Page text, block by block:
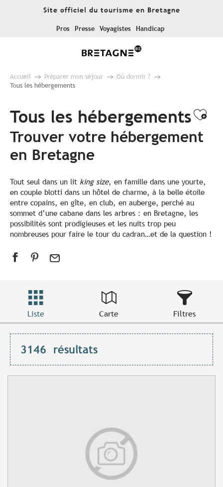
Site officiel du tourisme en Bretagne
Pros Presse Voyagistes Handicap
Accueil Préparer mon séjour
Où dormir ?
Tous les hébergements
Tous les hébergements
Trouver votre hébergement
en Bretagne
Tout seul dans un lit king size, en famille dans une yourte,
en couple blotti dans un hôtel de charme, à la belle étoile
entre copains, en gîte, en club, en auberge, perché au
sommet d’une cabane dans les arbres : en Bretagne, les
possibilités sont prodigieuses et les nuits trop peu
nombreuses pour faire le tour du cadran…et de la question !
Liste Carte Filtres
3146 résultats